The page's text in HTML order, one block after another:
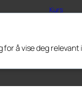
Kurs
© 2025 P2P
å vise deg relevant